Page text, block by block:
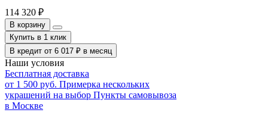
114 320 ₽
В корзину
Купить в 1 клик
В кредит от 6 017 ₽ в месяц
Наши условия
Бесплатная доставка
от 1 500 руб. Примерка нескольких
украшений на выбор Пункты самовывоза
в Москве